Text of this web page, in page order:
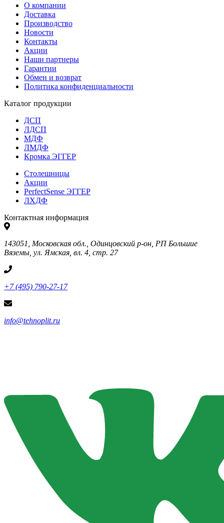
О компании
Доставка
Производство
Новости
Контакты
Акции
Наши партнеры
Гарантии
Обмен и возврат
Политика конфиденциальности
Каталог продукции
ДСП
ЛДСП
МДФ
ЛМДФ
Кромка ЭГГЕР
Столешницы
Акции
PerfectSense ЭГГЕР
ЛХДФ
Контактная информация
143051, Московская обл., Одинцовский р-он, РП Большие
Вяземы, ул. Ямская, вл. 4, стр. 27
+7 (495) 790-27-17
info@tehnoplit.ru